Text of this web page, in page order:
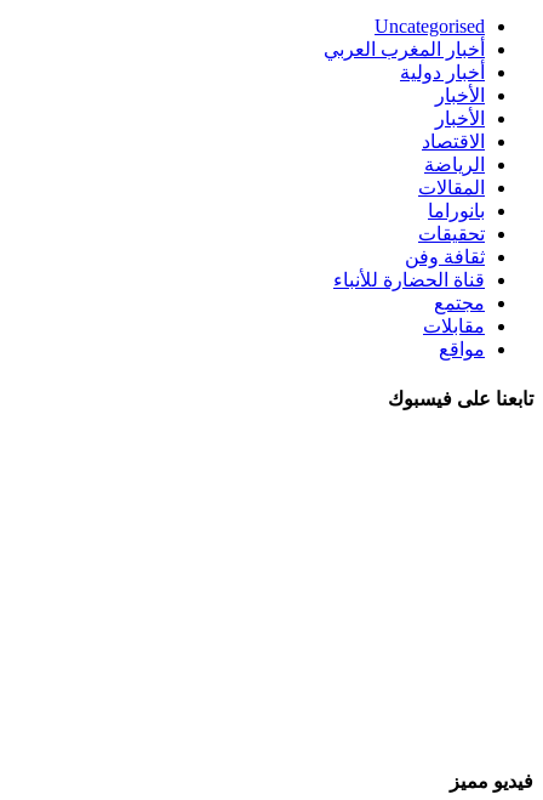
Uncategorised
أخبار المغرب العربي
أخبار دولية
الأخبار
الأخبار
الاقتصاد
الرياضة
المقالات
بانوراما
تحقيقات
ثقافة وفن
قناة الحضارة للأنباء
مجتمع
مقابلات
مواقع
تابعنا على فيسبوك
فيديو مميز